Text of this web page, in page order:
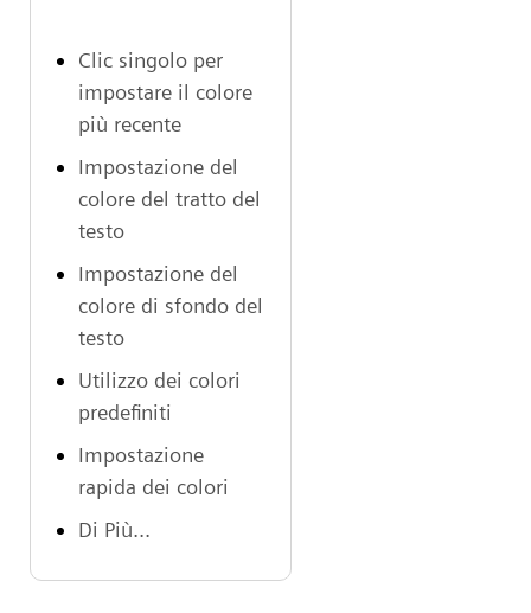
Clic singolo per
impostare il colore
più recente
Impostazione del
colore del tratto del
testo
Impostazione del
colore di sfondo del
testo
Utilizzo dei colori
predefiniti
Impostazione
rapida dei colori
Di Più...